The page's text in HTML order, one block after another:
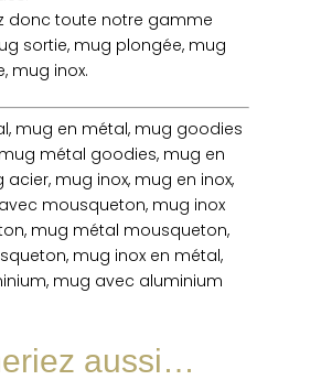
donc toute notre gamme
sortie, mug plongée, mug
mug inox.
mug en métal, mug goodies
métal goodies, mug en
acier, mug inox, mug en inox,
mousqueton, mug inox
mug métal mousqueton,
mug inox en métal,
mug avec aluminium
aussi…